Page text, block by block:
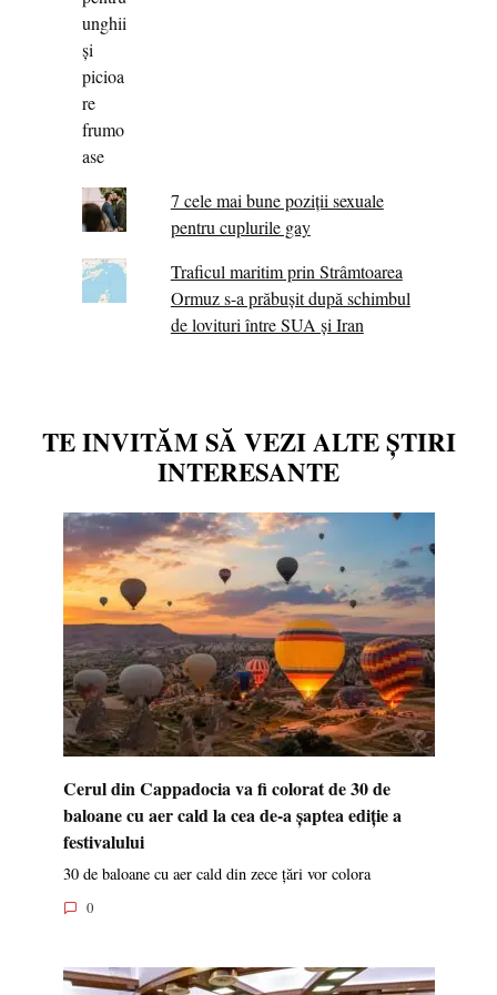
7 cele mai bune poziții sexuale
pentru cuplurile gay
Traficul maritim prin Strâmtoarea
Ormuz s-a prăbușit după schimbul
de lovituri între SUA şi Iran
TE INVITĂM SĂ VEZI ALTE ȘTIRI
INTERESANTE
Cerul din Cappadocia va fi colorat de 30 de
baloane cu aer cald la cea de-a șaptea ediție a
festivalului
30 de baloane cu aer cald din zece țări vor colora
0